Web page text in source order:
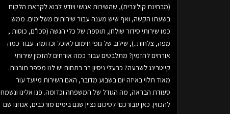
(מבחינת קולינרית), שהשירות אנושי ויודע לבוא לקראת הלקוח
בשעתו הקשה, ואף שיש מענה עבור שירותים משלימים. ממש
כמו שירותי סידור שולחן, תוספת של כלי הגשה (סכו"ם, כוסות ,
מפה, צלחות..), שילוב של גופי חימום לאוכל וכדומה. עבור כמה
אורחים להזמין? מתלבטים עבור כמה אורחים להזמין שירותי
קייטרינג לשבעה? כבעלי ניסיון רב בתחום יש לנו מספר תובנות.
מאוד תלוי באיזה יום בשבוע מדובר, האם השירות מיועד עור
סעודת הבראה, מה הגודל של המשפחה וכדומה. פנו אלינו ונשמח
להכווין. כאן עבורכם! לסיכום נציין שגם בימים מורכבים, אנחנו שם